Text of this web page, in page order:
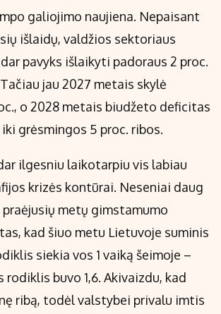
galiojimo naujiena. Nepaisant
išlaidų, valdžios sektoriaus
pavyks išlaikyti padoraus 2 proc.
jau 2027 metais skylė
o 2028 metais biudžeto deficitas
grėsmingos 5 proc. ribos.
ilgesniu laikotarpiu vis labiau
krizės kontūrai. Neseniai daug
metų gimstamumo
kad šiuo metu Lietuvoje suminis
siekia vos 1 vaiką šeimoje –
rodiklis buvo 1,6. Akivaizdu, kad
ribą, todėl valstybei privalu imtis